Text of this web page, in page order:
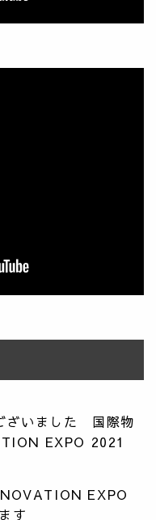
ざいました 国際物
EXPO 2021
EXPO
す